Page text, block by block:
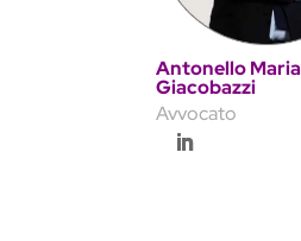
Antonello Maria
Giacobazzi
Avvocato